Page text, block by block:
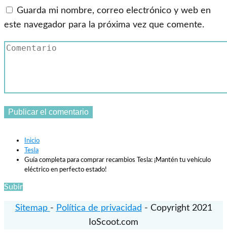
Guarda mi nombre, correo electrónico y web en
este navegador para la próxima vez que comente.
Inicio
Tesla
Guía completa para comprar recambios Tesla: ¡Mantén tu vehículo
eléctrico en perfecto estado!
Subir
Sitemap - Política de privacidad - Copyright 2021
IoScoot.com